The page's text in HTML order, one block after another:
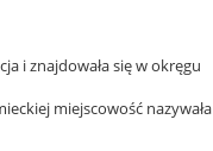
i znajdowała się w okręgu
miejscowość nazywała